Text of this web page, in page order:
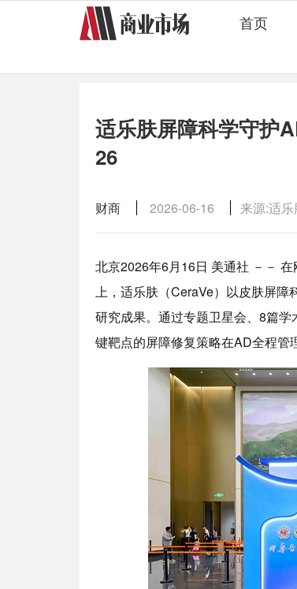
首页
适乐肤屏障科学守护
26
财商 2026-06-16 来源:适乐
北京2026年6月16日 美通社 －－
上，适乐肤（CeraVe）以皮肤屏
研究成果。通过专题卫星会、8篇
键靶点的屏障修复策略在AD全程管